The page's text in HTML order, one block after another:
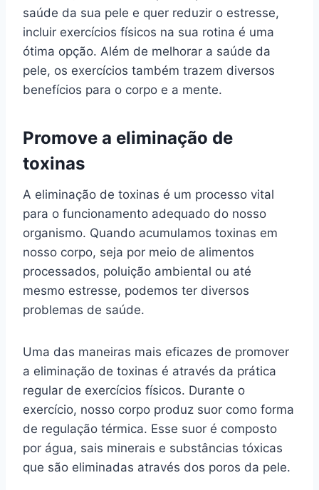
saúde da sua pele e quer reduzir o estresse,
incluir exercícios físicos na sua rotina é uma
ótima opção. Além de melhorar a saúde da
pele, os exercícios também trazem diversos
benefícios para o corpo e a mente.
Promove a eliminação de
toxinas
A eliminação de toxinas é um processo vital
para o funcionamento adequado do nosso
organismo. Quando acumulamos toxinas em
nosso corpo, seja por meio de alimentos
processados, poluição ambiental ou até
mesmo estresse, podemos ter diversos
problemas de saúde.
Uma das maneiras mais eficazes de promover
a eliminação de toxinas é através da prática
regular de exercícios físicos. Durante o
exercício, nosso corpo produz suor como forma
de regulação térmica. Esse suor é composto
por água, sais minerais e substâncias tóxicas
que são eliminadas através dos poros da pele.